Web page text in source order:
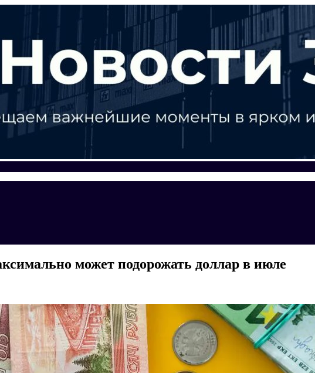
может подорожать доллар в июле